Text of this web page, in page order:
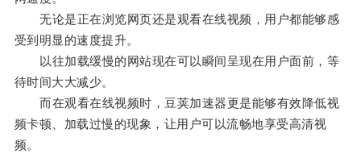
无论是正在浏览网页还是观看在线视频，用户都能够感
受到明显的速度提升。
以往加载缓慢的网站现在可以瞬间呈现在用户面前，等
待时间大大减少。
而在观看在线视频时，豆荚加速器更是能够有效降低视
频卡顿、加载过慢的现象，让用户可以流畅地享受高清视
频。